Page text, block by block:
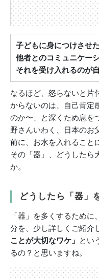
子どもに身につけさせ
他者とのコミュニケー
それを受け入れるのが
なるほど、怒らないと片
からないのは、自己肯定
のか〜、と深くため息を
野さんいわく、日本のお
前に、お水を入れること
その「器」、どうしたら
か。
どうしたら「器」
「器」を多くするため
分を、少し詳しくご紹介
ことが大切なワケ」 とい
るの？と思いますね。